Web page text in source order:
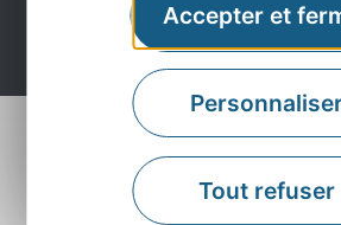
Accepter et
Tout refuser
Je m'abonne ici